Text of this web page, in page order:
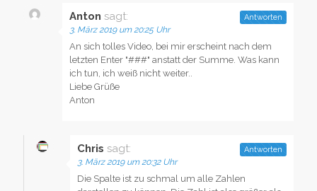
Anton sagt:
3. März 2019 um 20:25 Uhr
An sich tolles Video, bei mir erscheint nach dem
letzten Enter "###" anstatt der Summe. Was kann
ich tun, ich weiß nicht weiter..
Liebe Grüße
Anton
Antworten
Chris sagt:
3. März 2019 um 20:32 Uhr
Die Spalte ist zu schmal um alle Zahlen
Antworten